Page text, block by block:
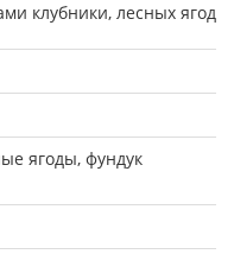
клубники, лесных ягод
ягоды, фундук